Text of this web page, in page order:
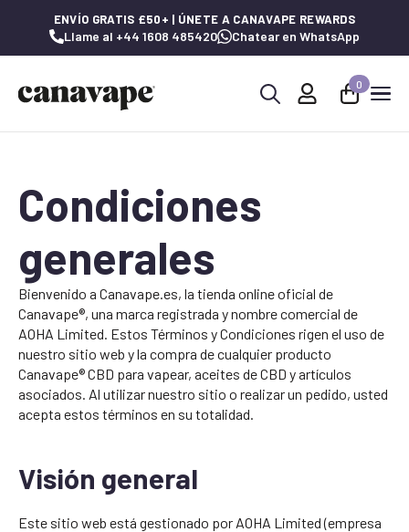
ENVÍO GRATIS £50+ | ÚNETE A CANAVAPE REWARDS
Llame al +44 1608 485420 Chatear en WhatsApp
0
Condiciones
generales
Bienvenido a Canavape.es, la tienda online oficial de
Canavape®, una marca registrada y nombre comercial de
AOHA Limited. Estos Términos y Condiciones rigen el uso de
nuestro sitio web y la compra de cualquier producto
Canavape® CBD para vapear, aceites de CBD y artículos
asociados. Al utilizar nuestro sitio o realizar un pedido, usted
acepta estos términos en su totalidad.
Visión general
Este sitio web está gestionado por AOHA Limited (empresa